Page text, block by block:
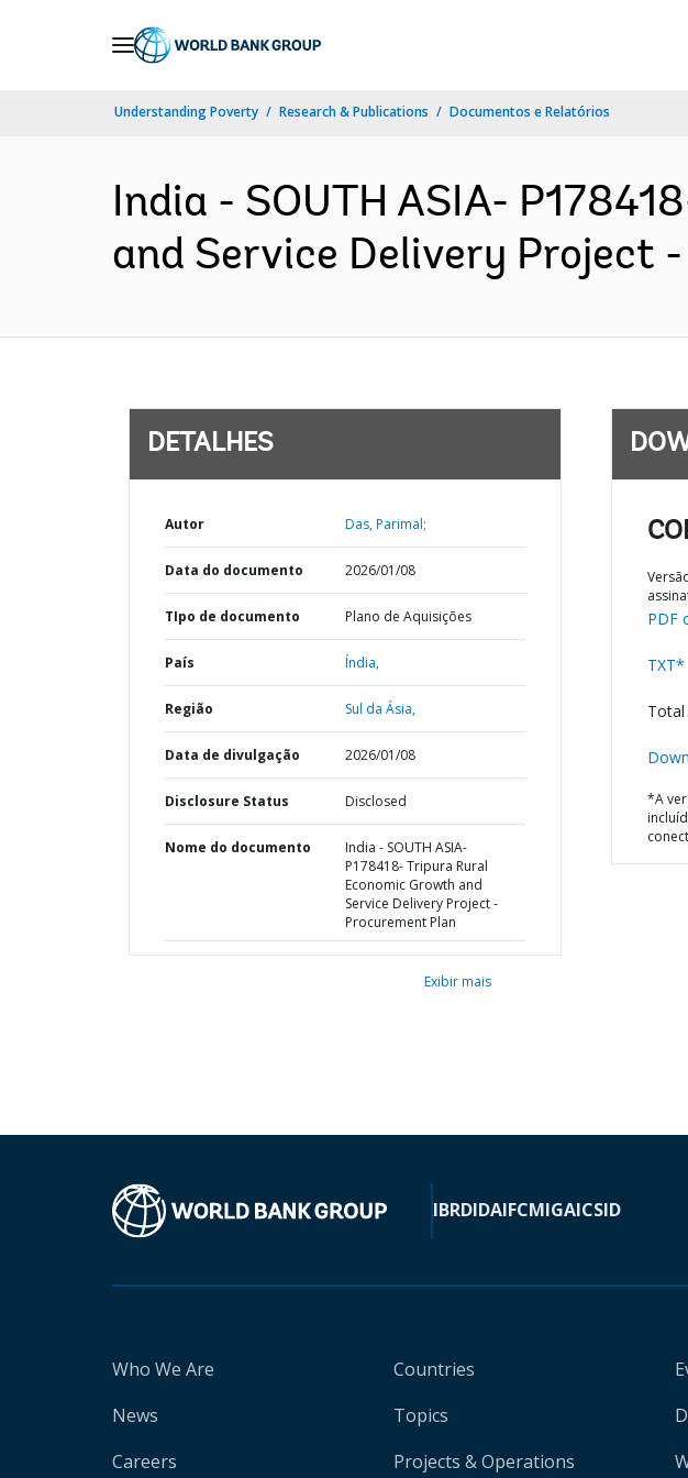
Understanding Poverty Research & Publications Documentos e Relatórios
India - SOUTH ASIA-
and Service Delivery Project
DETALHES
Autor Das, Parimal;
Data do documento 2026/01/08
TIpo de documento Plano de Aquisições
País Índia,
Região Sul da Ásia,
Data de divulgação 2026/01/08
Disclosure Status Disclosed
Nome do documento
India - SOUTH ASIA-
P178418- Tripura Rural
Economic Growth and
Service Delivery Project -
Procurement Plan
Exibir mais
PDF
TXT*
*A
IBRDIDAIFCMIGAICSID
Who We Are
News
Careers
Countries
Topics
Projects & Operations